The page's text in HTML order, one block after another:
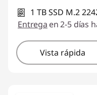
1 TB SSD M.2
Entrega en 2-5 días
Vista rápida